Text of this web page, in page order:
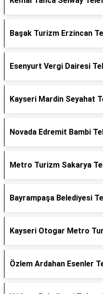
Başak Turizm Erzincan
Esenyurt Vergi Dairesi
Kayseri Mardin Seyahat
Novada Edremit Bambi
Metro Turizm Sakarya
Bayrampaşa Belediyesi
Kayseri Otogar Metro
Özlem Ardahan Esenler